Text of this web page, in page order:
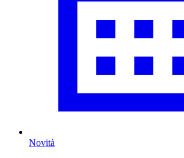
Novità